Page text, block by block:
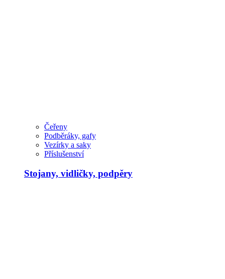
Čeřeny
Podběráky, gafy
Vezírky a saky
Příslušenství
Stojany, vidličky, podpěry